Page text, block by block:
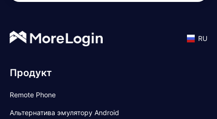
RU
Продукт
Remote Phone
Альтернатива эмулятору Android